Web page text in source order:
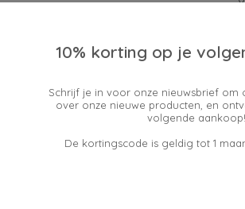
Geen producten
10% korting op je
Schrijf je in voor onze nieuwsbrief om
over onze nieuwe producten, en
volgende
De kortingscode is geldig tot 1